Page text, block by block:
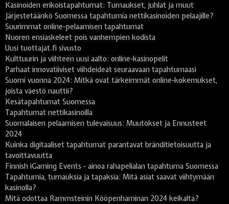
Kasinoiden erikoistapahtumat: Turnaukset, juhlat ja muut
Järjestetäänkö Suomessa tapahtumia nettikasinoiden pelaajille?
Suurimmat online-pelaamisen tapahtumat
Nuoren ensiaskeleet pois vanhempien kodista
Uusi tuottajat.fi sivusto
Kulttuurin ja viihteen uusi aalto: online-kasinopelit
Parhaat innovatiiviset viihdeideat seuraavaan tapahtumaasi
Suomi vuonna 2024: Mitkä ovat tärkeimmät online-kokemukset,
joista väestö nauttii?
Kesätapahtumat Suomessa
Tapahtumat nettikasinoilla
Suomalaisen pelaamisen tulevaisuus: Muutokset ja Ennusteet
2024
Kuinka digitaaliset tapahtumat parantavat bränditietoisuutta ja
tavoittavuutta
Finnish iGaming Events - ainoa rahapelialan tapahtuma Suomessa
Tapahtumia, turnauksia ja tapaksia: Mitä asiat saavat viihtymään
kasinolla?
Mitä odottaa Rammsteinin Kööpenhaminan 2024 keikalta?